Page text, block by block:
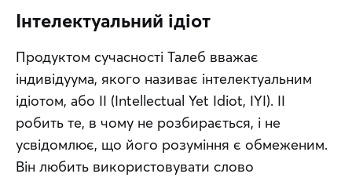
Інтелектуальний ідіот
Продуктом сучасності Талеб вважає
індивідуума, якого називає інтелектуальним
ідіотом, або ІІ (Intellectual Yet Idiot, IYI). ІІ
робить те, в чому не розбирається, і не
усвідомлює, що його розуміння є обмеженим.
Він любить використовувати слово